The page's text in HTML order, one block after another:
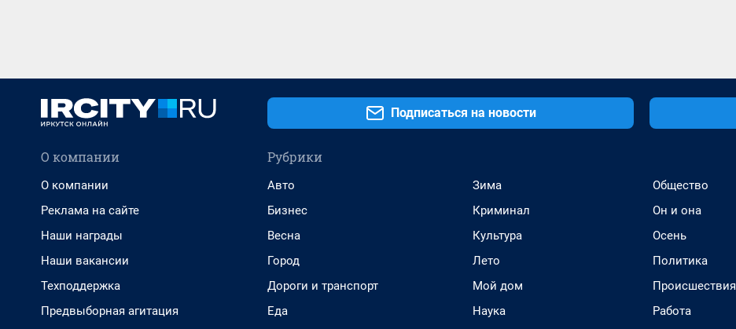
Подписаться на новости
О компании
О компании
Реклама на сайте
Наши награды
Наши вакансии
Техподдержка
Предвыборная агитация
Рубрики
Авто
Бизнес
Весна
Город
Дороги и транспорт
Еда
Зима
Криминал
Культура
Лето
Мой дом
Наука
Общество
Он и она
Осень
Политика
Происшествия
Работа